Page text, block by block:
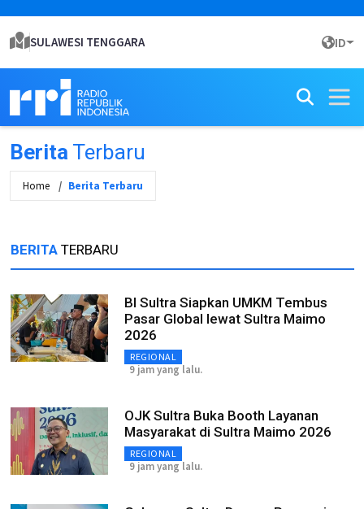
SULAWESI TENGGARA ID
Berita Terbaru
Home Berita Terbaru
BERITA TERBARU
BI Sultra Siapkan UMKM Tembus
Pasar Global lewat Sultra Maimo
2026
REGIONAL
9 jam yang lalu.
OJK Sultra Buka Booth Layanan
Masyarakat di Sultra Maimo 2026
REGIONAL
9 jam yang lalu.